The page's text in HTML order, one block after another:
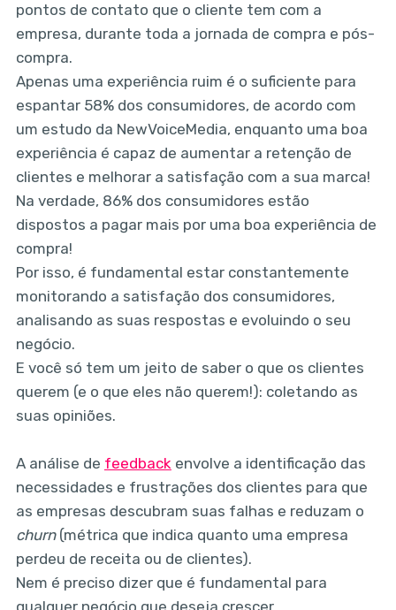
pontos de contato que o cliente tem com a
empresa, durante toda a jornada de compra e pós-
compra.
Apenas uma experiência ruim é o suficiente para
espantar 58% dos consumidores, de acordo com
um estudo da NewVoiceMedia, enquanto uma boa
experiência é capaz de aumentar a retenção de
clientes e melhorar a satisfação com a sua marca!
Na verdade, 86% dos consumidores estão
dispostos a pagar mais por uma boa experiência de
compra!
Por isso, é fundamental estar constantemente
monitorando a satisfação dos consumidores,
analisando as suas respostas e evoluindo o seu
negócio.
E você só tem um jeito de saber o que os clientes
querem (e o que eles não querem!): coletando as
suas opiniões.
A análise de feedbackenvolve a identificação das
necessidades e frustrações dos clientes para que
as empresas descubram suas falhas e reduzam o
churn(métrica que indica quanto uma empresa
perdeu de receita ou de clientes).
Nem é preciso dizer que é fundamental para